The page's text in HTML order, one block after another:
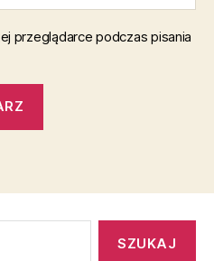
przeglądarce podczas pisania